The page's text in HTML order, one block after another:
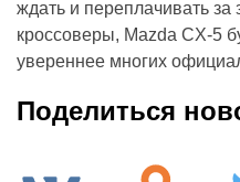
ждать и переплачивать
кроссоверы, Mazda CX-5
увереннее многих
Поделиться